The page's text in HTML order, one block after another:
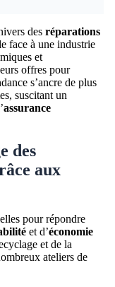
des réparations
face à une industrie
et
offres pour
s’ancre de plus
suscitant un
assurance
des
aux
pour répondre
et d’économie
et de la
ateliers de